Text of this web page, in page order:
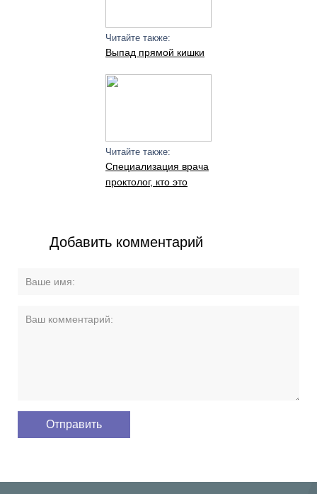
Читайте также:
Выпад прямой кишки
Читайте также:
Специализация врача
проктолог, кто это
Добавить комментарий